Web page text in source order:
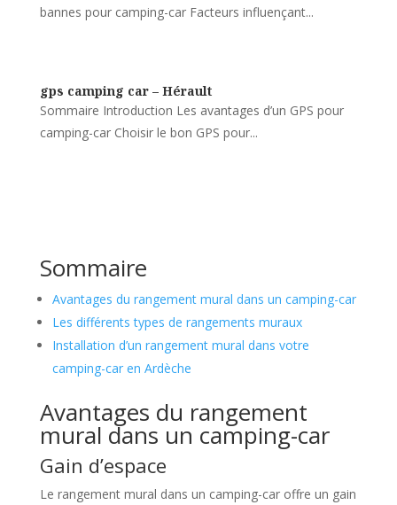
bannes pour camping-car Facteurs influençant...
gps camping car – Hérault
Sommaire Introduction Les avantages d’un GPS pour
camping-car Choisir le bon GPS pour...
Sommaire
Avantages du rangement mural dans un camping-car
Les différents types de rangements muraux
Installation d’un rangement mural dans votre
camping-car en Ardèche
Avantages du rangement
mural dans un camping-car
Gain d’espace
Le rangement mural dans un camping-car offre un gain